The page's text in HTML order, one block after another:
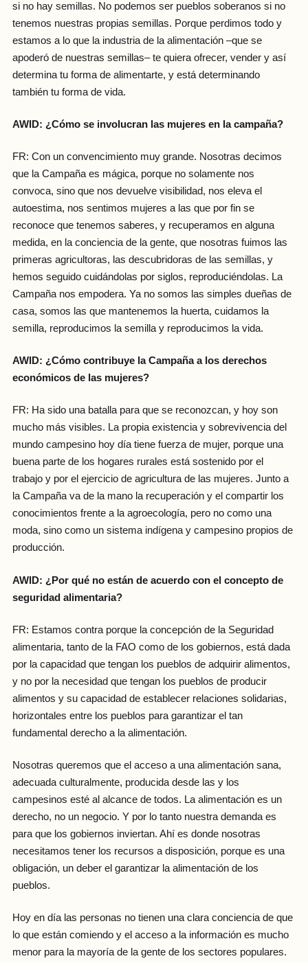
si no hay semillas. No podemos ser pueblos soberanos si no
tenemos nuestras propias semillas. Porque perdimos todo y
estamos a lo que la industria de la alimentación –que se
apoderó de nuestras semillas– te quiera ofrecer, vender y así
determina tu forma de alimentarte, y está determinando
también tu forma de vida.
AWID: ¿Cómo se involucran las mujeres en la campaña?
FR: Con un convencimiento muy grande. Nosotras decimos
que la Campaña es mágica, porque no solamente nos
convoca, sino que nos devuelve visibilidad, nos eleva el
autoestima, nos sentimos mujeres a las que por fin se
reconoce que tenemos saberes, y recuperamos en alguna
medida, en la conciencia de la gente, que nosotras fuimos las
primeras agricultoras, las descubridoras de las semillas, y
hemos seguido cuidándolas por siglos, reproduciéndolas. La
Campaña nos empodera. Ya no somos las simples dueñas de
casa, somos las que mantenemos la huerta, cuidamos la
semilla, reproducimos la semilla y reproducimos la vida.
AWID: ¿Cómo contribuye la Campaña a los derechos
económicos de las mujeres?
FR: Ha sido una batalla para que se reconozcan, y hoy son
mucho más visibles. La propia existencia y sobrevivencia del
mundo campesino hoy día tiene fuerza de mujer, porque una
buena parte de los hogares rurales está sostenido por el
trabajo y por el ejercicio de agricultura de las mujeres. Junto a
la Campaña va de la mano la recuperación y el compartir los
conocimientos frente a la agroecología, pero no como una
moda, sino como un sistema indígena y campesino propios de
producción.
AWID: ¿Por qué no están de acuerdo con el concepto de
seguridad alimentaria?
FR: Estamos contra porque la concepción de la Seguridad
alimentaria, tanto de la FAO como de los gobiernos, está dada
por la capacidad que tengan los pueblos de adquirir alimentos,
y no por la necesidad que tengan los pueblos de producir
alimentos y su capacidad de establecer relaciones solidarias,
horizontales entre los pueblos para garantizar el tan
fundamental derecho a la alimentación.
Nosotras queremos que el acceso a una alimentación sana,
adecuada culturalmente, producida desde las y los
campesinos esté al alcance de todos. La alimentación es un
derecho, no un negocio. Y por lo tanto nuestra demanda es
para que los gobiernos inviertan. Ahí es donde nosotras
necesitamos tener los recursos a disposición, porque es una
obligación, un deber el garantizar la alimentación de los
pueblos.
Hoy en día las personas no tienen una clara conciencia de que
lo que están comiendo y el acceso a la información es mucho
menor para la mayoría de la gente de los sectores populares.